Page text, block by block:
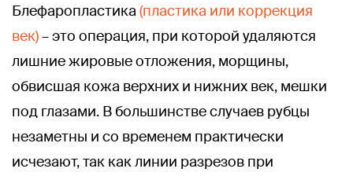
Блефаропластика (пластика или коррекция
век)– это операция, при которой удаляются
лишние жировые отложения, морщины,
обвисшая кожа верхних и нижних век, мешки
под глазами. В большинстве случаев рубцы
незаметны и со временем практически
исчезают, так как линии разрезов при